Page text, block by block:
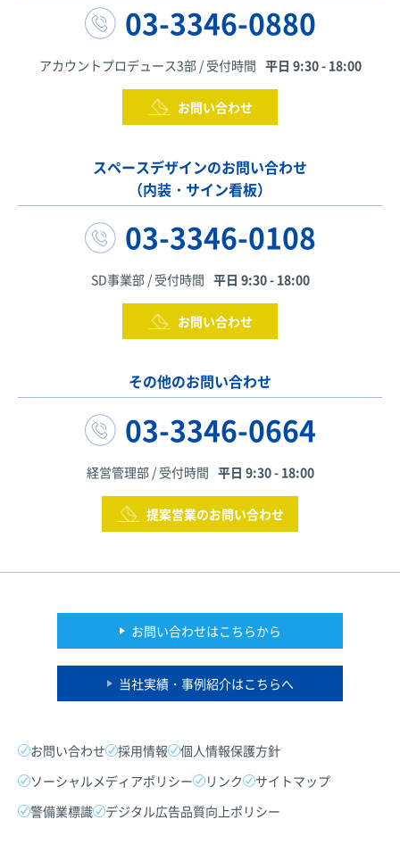
03-3346-0880
アカウントプロデュース3部 / 受付時間 平日 9:30 - 18:00
お問い合わせ
スペースデザインのお問い合わせ
（内装・サイン看板）
03-3346-0108
SD事業部 / 受付時間 平日 9:30 - 18:00
お問い合わせ
その他のお問い合わせ
03-3346-0664
経営管理部 / 受付時間 平日 9:30 - 18:00
提案営業のお問い合わせ
お問い合わせはこちらから
当社実績・事例紹介はこちらへ
お問い合わせ 採用情報
個人情報保護方針
ソーシャルメディアポリシー
リンク
サイトマップ
警備業標識
デジタル広告品質向上ポリシー